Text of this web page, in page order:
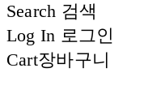
Search 검색
Log In 로그인
Cart장바구니